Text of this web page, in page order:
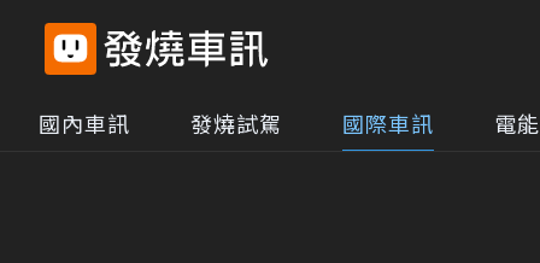
國內車訊 發燒試駕 國際車訊 電